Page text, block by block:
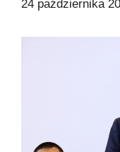
24 października